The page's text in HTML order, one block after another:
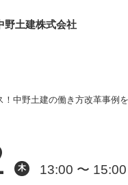
野土建株式会社
中野土建の働き方改革事例
木 13:00 〜 15:00